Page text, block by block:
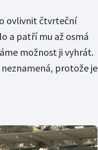
ovlivnit čtvrteční
a patří mu až osmá
možnost ji vyhrát.
protože je